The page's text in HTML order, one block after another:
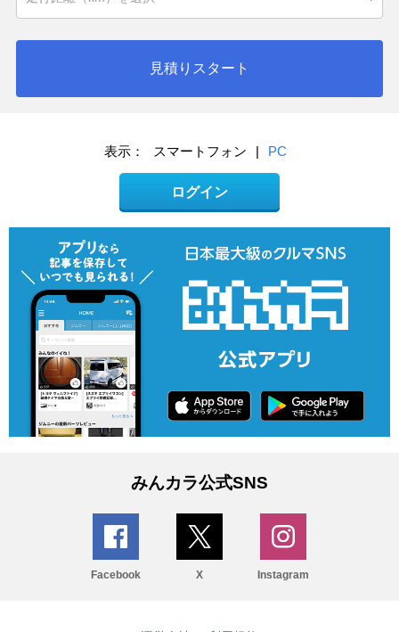
見積りスタート
表示： スマートフォン | PC
ログイン
みんカラ公式SNS
Facebook X Instagram